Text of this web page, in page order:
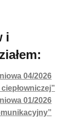
i
04/2026
01/2026